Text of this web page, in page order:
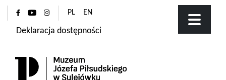
Deklaracja dostępności
PL EN